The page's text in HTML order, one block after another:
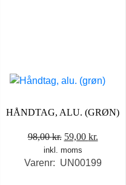
HÅNDTAG, ALU. (GRØN)
98,00kr. Den
oprindelige
pris
59,00 kr.
pris
inkl. moms
Varenr: UN00199